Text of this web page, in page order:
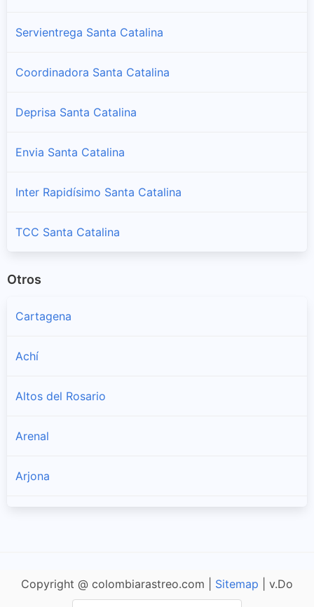
Servientrega Santa Catalina
Coordinadora Santa Catalina
Deprisa Santa Catalina
Envia Santa Catalina
Inter Rapidísimo Santa Catalina
TCC Santa Catalina
Otros
Cartagena
Achí
Altos del Rosario
Arenal
Arjona
Copyright @ colombiarastreo.com | Sitemap | v.Do